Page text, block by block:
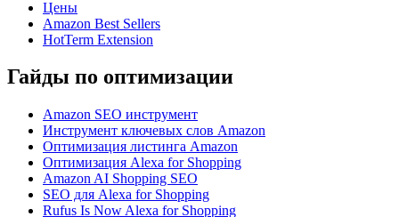
Цены
Amazon Best Sellers
HotTerm Extension
Гайды по оптимизации
Amazon SEO инструмент
Инструмент ключевых слов Amazon
Оптимизация листинга Amazon
Оптимизация Alexa for Shopping
Amazon AI Shopping SEO
SEO для Alexa for Shopping
Rufus Is Now Alexa for Shopping